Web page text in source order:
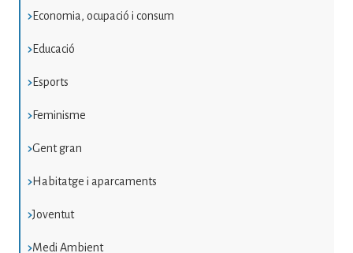
Economia, ocupació i consum
Educació
Esports
Feminisme
Gent gran
Habitatge i aparcaments
Joventut
Medi Ambient